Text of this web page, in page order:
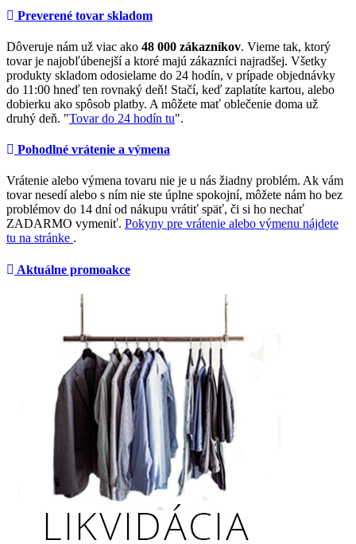
Preverené tovar skladom
Dôveruje nám už viac ako 48 000 zákazníkov. Vieme tak, ktorý
tovar je najobľúbenejší a ktoré majú zákazníci najradšej. Všetky
produkty skladom odosielame do 24 hodín, v prípade objednávky
do 11:00 hneď ten rovnaký deň! Stačí, keď zaplatíte kartou, alebo
dobierku ako spôsob platby. A môžete mať oblečenie doma už
druhý deň. "Tovar do 24 hodín tu".
Pohodlné vrátenie a výmena
Vrátenie alebo výmena tovaru nie je u nás žiadny problém. Ak vám
tovar nesedí alebo s ním nie ste úplne spokojní, môžete nám ho bez
problémov do 14 dní od nákupu vrátiť späť, či si ho nechať
ZADARMO vymeniť. Pokyny pre vrátenie alebo výmenu nájdete
tu na stránke .
Aktuálne promoakce